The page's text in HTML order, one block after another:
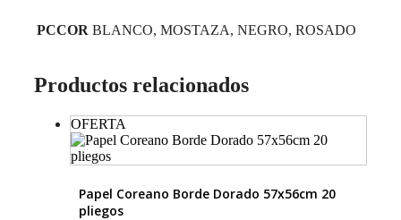
PCCOR BLANCO, MOSTAZA, NEGRO, ROSADO
Productos relacionados
OFERTA
Papel Coreano Borde Dorado 57x56cm 20
pliegos